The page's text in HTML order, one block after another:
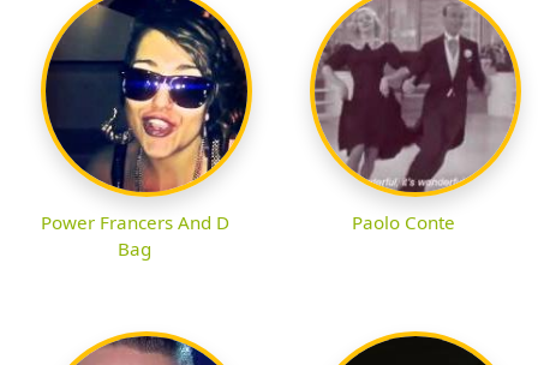
Power Francers And D
Bag
Paolo Conte